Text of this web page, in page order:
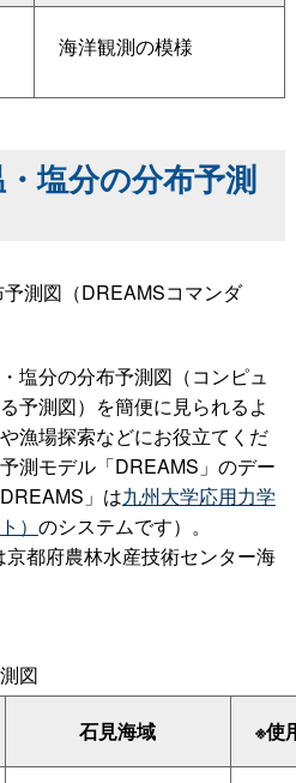
海洋観測の模様
塩分の分布予測
測図（DREAMSコマンダ
塩分の分布予測図（コンピュ
予測図）を簡便に見られるよ
漁場探索などにお役立てくだ
測モデル「DREAMS」のデー
」は九州大学応用力学
） のシステムです）。
京都府農林水産技術センター海
図
石見海域 ※使